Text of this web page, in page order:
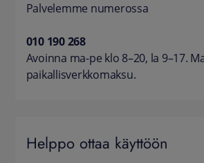
Palvelemme numerossa
010 190 268
Avoinna ma-pe klo 8–20, la 9–17.
paikallisverkkomaksu.
Helppo ottaa käyttöön